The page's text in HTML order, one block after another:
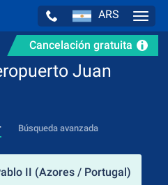
ARS
Cancelación gratuita
Juan
Búsqueda avanzada
II (Azores / Portugal)